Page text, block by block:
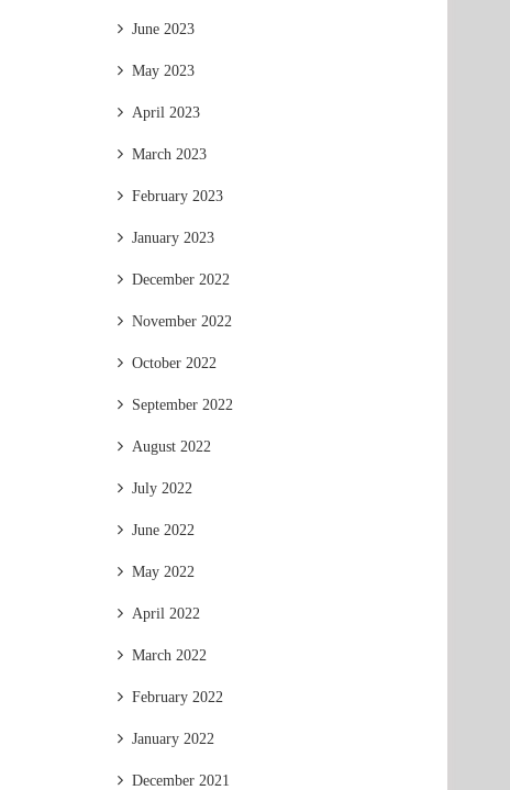
June 2023
May 2023
April 2023
March 2023
February 2023
January 2023
December 2022
November 2022
October 2022
September 2022
August 2022
July 2022
June 2022
May 2022
April 2022
March 2022
February 2022
January 2022
December 2021